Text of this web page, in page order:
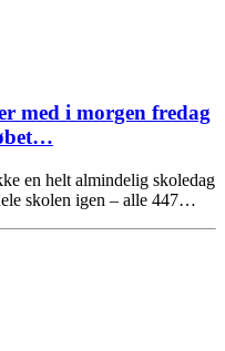
med i morgen fredag
en helt almindelig skoledag
skolen igen – alle 447…